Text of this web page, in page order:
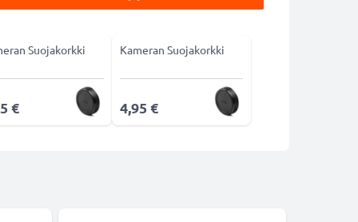
Suojakorkki
€
Kameran Suojakorkki
4,95 €